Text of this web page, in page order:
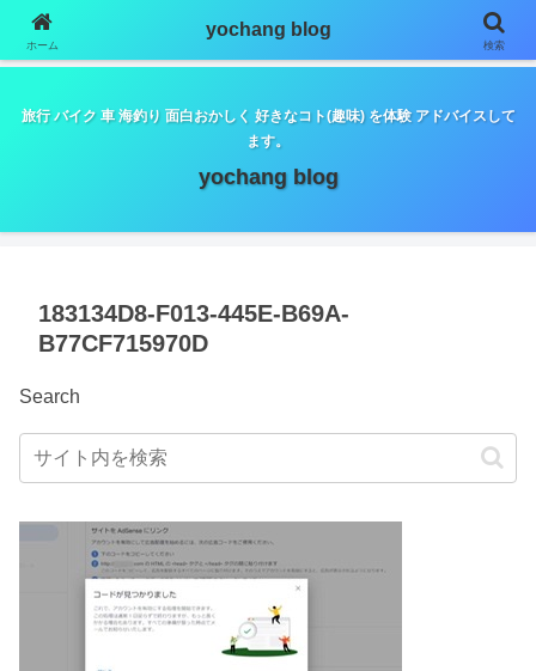
google.com, pub-5798179889932653, DIRECT,
f08c47fec0942fa0
旅行 バイク 車 海釣り 面白おかしく 好きなコト(趣味) を体験 アドバイスして
ます。
yochang blog
183134D8-F013-445E-B69A-
B77CF715970D
Search
ホーム
yochang blog
検索